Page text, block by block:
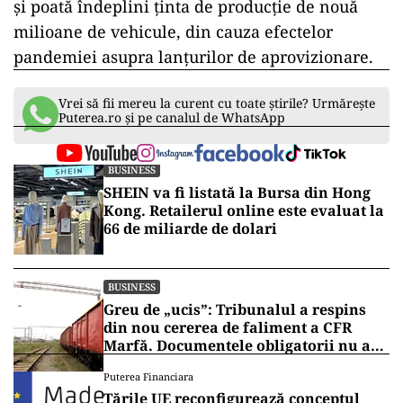
şi poată îndeplini ţinta de producţie de nouă
milioane de vehicule, din cauza efectelor
pandemiei asupra lanţurilor de aprovizionare.
Vrei să fii mereu la curent cu toate știrile? Urmărește
Puterea.ro și pe canalul de WhatsApp
BUSINESS
SHEIN va fi listată la Bursa din Hong
Kong. Retailerul online este evaluat la
66 de miliarde de dolari
BUSINESS
Greu de „ucis”: Tribunalul a respins
din nou cererea de faliment a CFR
Marfă. Documentele obligatorii nu au
Puterea Financiara
Țările UE reconfigurează conceptul